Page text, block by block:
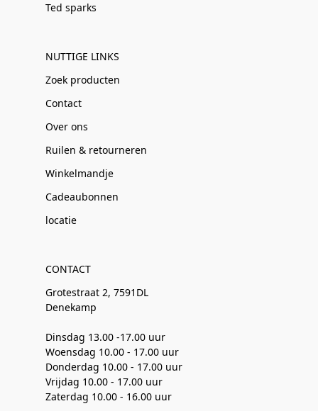
Ted sparks
NUTTIGE LINKS
Zoek producten
Contact
Over ons
Ruilen & retourneren
Winkelmandje
Cadeaubonnen
locatie
CONTACT
Grotestraat 2, 7591DL
Denekamp
Dinsdag 13.00 -17.00 uur
Woensdag 10.00 - 17.00 uur
Donderdag 10.00 - 17.00 uur
Vrijdag 10.00 - 17.00 uur
Zaterdag 10.00 - 16.00 uur